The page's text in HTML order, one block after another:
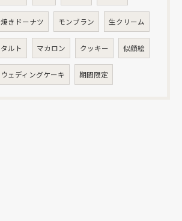
焼きドーナツ モンブラン 生クリーム
タルト マカロン クッキー 似顔絵
ウェディングケーキ 期間限定
お問い合わせはこちら